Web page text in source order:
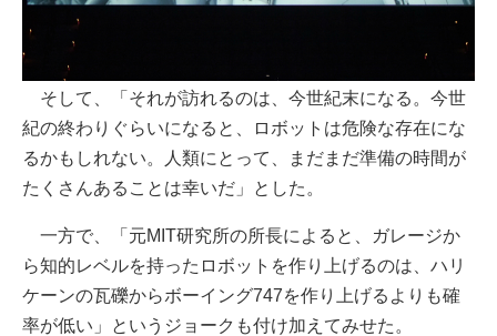
そして、「それが訪れるのは、今世紀末になる。今世
紀の終わりぐらいになると、ロボットは危険な存在にな
るかもしれない。人類にとって、まだまだ準備の時間が
たくさんあることは幸いだ」とした。
一方で、「元MIT研究所の所長によると、ガレージか
ら知的レベルを持ったロボットを作り上げるのは、ハリ
ケーンの瓦礫からボーイング747を作り上げるよりも確
率が低い」というジョークも付け加えてみせた。